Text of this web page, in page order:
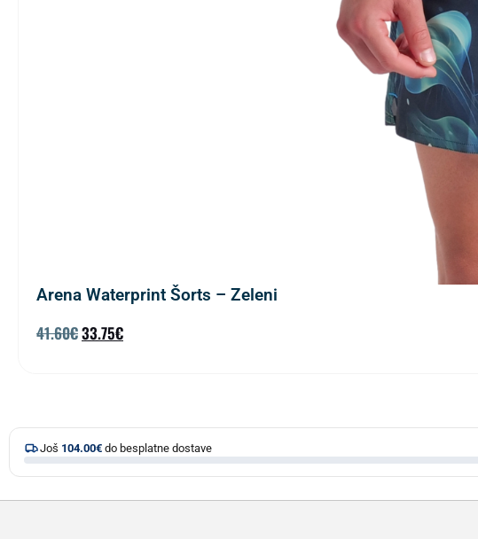
Arena Waterprint Šorts – Zeleni
41.60€33.75€
Još 104.00€ do besplatne dostave